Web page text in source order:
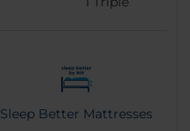
Sleep Better Mattresses